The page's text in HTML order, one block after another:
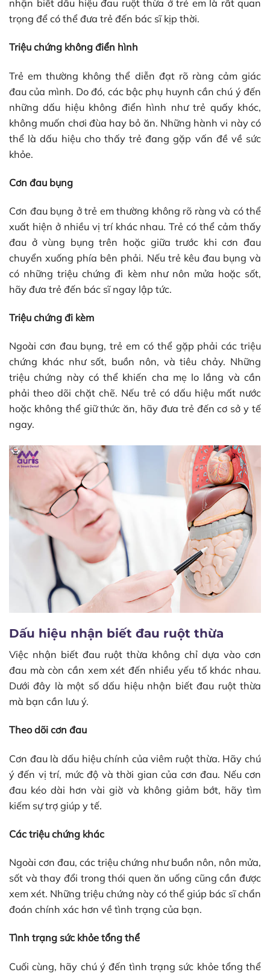
nhận biết dấu hiệu đau ruột thừa ở trẻ em là rất quan
trọng để có thể đưa trẻ đến bác sĩ kịp thời.
Triệu chứng không điển hình
Trẻ em thường không thể diễn đạt rõ ràng cảm giác
đau của mình. Do đó, các bậc phụ huynh cần chú ý đến
những dấu hiệu không điển hình như trẻ quấy khóc,
không muốn chơi đùa hay bỏ ăn. Những hành vi này có
thể là dấu hiệu cho thấy trẻ đang gặp vấn đề về sức
khỏe.
Cơn đau bụng
Cơn đau bụng ở trẻ em thường không rõ ràng và có thể
xuất hiện ở nhiều vị trí khác nhau. Trẻ có thể cảm thấy
đau ở vùng bụng trên hoặc giữa trước khi cơn đau
chuyển xuống phía bên phải. Nếu trẻ kêu đau bụng và
có những triệu chứng đi kèm như nôn mửa hoặc sốt,
hãy đưa trẻ đến bác sĩ ngay lập tức.
Triệu chứng đi kèm
Ngoài cơn đau bụng, trẻ em có thể gặp phải các triệu
chứng khác như sốt, buồn nôn, và tiêu chảy. Những
triệu chứng này có thể khiến cha mẹ lo lắng và cần
phải theo dõi chặt chẽ. Nếu trẻ có dấu hiệu mất nước
hoặc không thể giữ thức ăn, hãy đưa trẻ đến cơ sở y tế
ngay.
Dấu hiệu nhận biết đau ruột thừa
Việc nhận biết đau ruột thừa không chỉ dựa vào cơn
đau mà còn cần xem xét đến nhiều yếu tố khác nhau.
Dưới đây là một số dấu hiệu nhận biết đau ruột thừa
mà bạn cần lưu ý.
Theo dõi cơn đau
Cơn đau là dấu hiệu chính của viêm ruột thừa. Hãy chú
ý đến vị trí, mức độ và thời gian của cơn đau. Nếu cơn
đau kéo dài hơn vài giờ và không giảm bớt, hãy tìm
kiếm sự trợ giúp y tế.
Các triệu chứng khác
Ngoài cơn đau, các triệu chứng như buồn nôn, nôn mửa,
sốt và thay đổi trong thói quen ăn uống cũng cần được
xem xét. Những triệu chứng này có thể giúp bác sĩ chẩn
đoán chính xác hơn về tình trạng của bạn.
Tình trạng sức khỏe tổng thể
Cuối cùng, hãy chú ý đến tình trạng sức khỏe tổng thể